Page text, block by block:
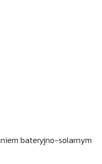
bateryjno-solarnym